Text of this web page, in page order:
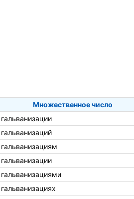
Множественное число
гальванизации
гальванизаций
гальванизациям
гальванизации
гальванизациями
гальванизациях